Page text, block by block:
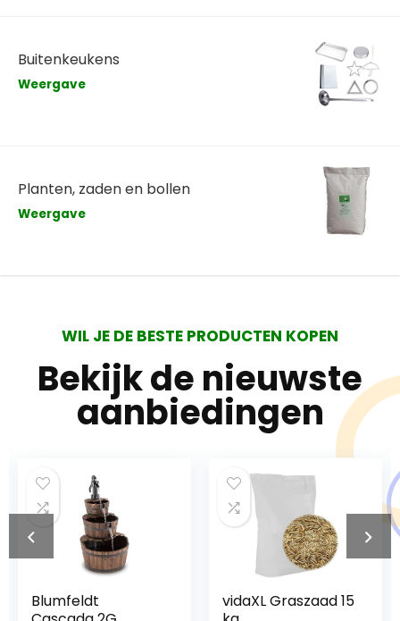
Buitenkeukens
Weergave
Planten, zaden en bollen
Weergave
WIL JE DE BESTE PRODUCTEN KOPEN
Bekijk de nieuwste
aanbiedingen
Blumfeldt
vidaXL Graszaad 15